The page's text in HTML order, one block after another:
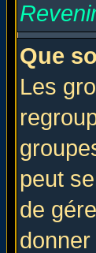
Que
Les
peut
de